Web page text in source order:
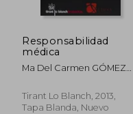
50%
dcto. $
Responsabilidad
médica
Ma Del Carmen GÓMEZ
Tirant Lo Blanch, 2013,
Tapa Blanda, Nuevo